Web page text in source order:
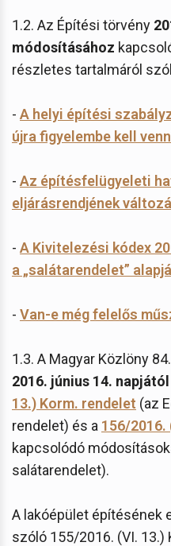
1.2. Az Építési törvény
módosításához
részletes tartalmáról
- A helyi építési
újra figyelembe kell
- Az építésfelügyeleti
eljárásrendjének
- A Kivitelezési kódex
a „salátarendelet”
- Van-e még felelős
1.3. A Magyar Közlöny
2016. június 14.
13.) Korm. rendelet (az
rendelet) és a 156/2016.
kapcsolódó
salátarendelet).
A lakóépület építésének
szóló 155/2016. (VI.